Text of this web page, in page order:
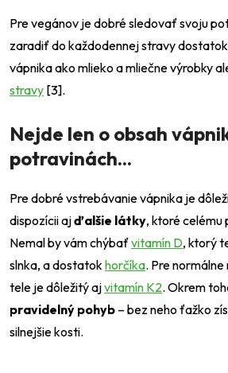
Pre vegánov je dobré sledovať svoju
zaradiť do každodennej stravy
vápnika ako mlieko a mliečne výrobky
stravy [3].
Nejde len o obsah
potravinách...
Pre dobré vstrebávanie vápnika je
dispozícii ajďalšie látky, ktoré celému
Nemal by vám chýbaťvitamín D, ktorý
slnka, a dostatok horčíka. Pre
tele je dôležitý ajvitamín K2. Okrem
pravidelný pohyb – bez neho ťažko
silnejšie kosti.